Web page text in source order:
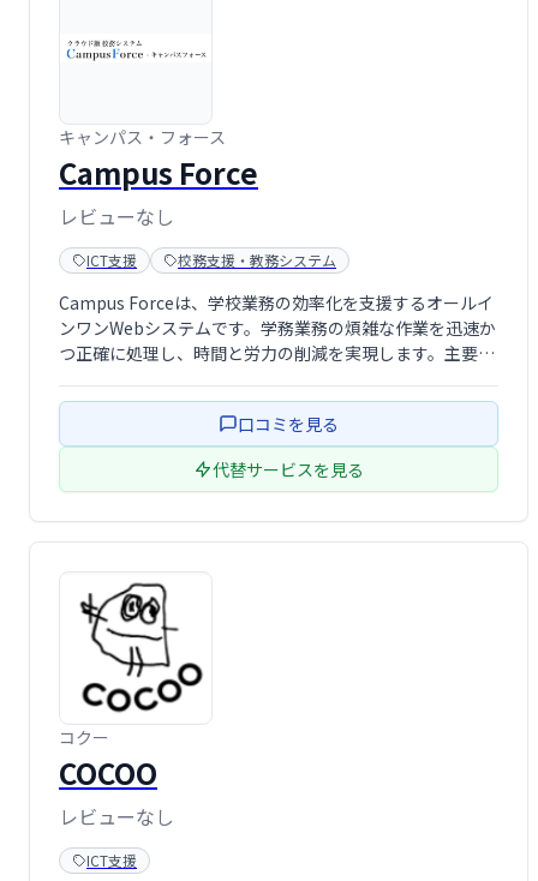
キャンパス・フォース
Campus Force
レビューなし
ICT支援 校務支援・教務システム
Campus Forceは、学校業務の効率化を支援するオールイ
ンワンWebシステムです。学務業務の煩雑な作業を迅速か
つ正確に処理し、時間と労力の削減を実現します。主要ブ
要。スムーズな学校運営をサポートします。
口コミを見る
代替サービスを見る
コクー
COCOO
レビューなし
ICT支援